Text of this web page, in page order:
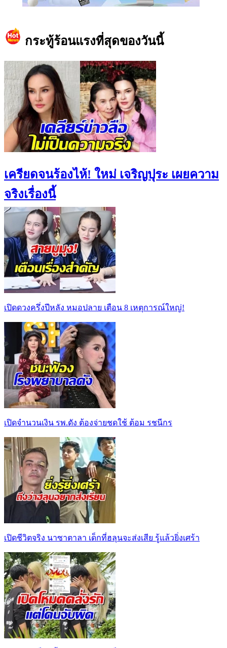
กระทู้ร้อนแรงที่สุดของวันนี้
เครียดจนร้องไห้! ใหม่ เจริญปุระ เผยความ
จริงเรื่องนี้
เปิดดวงครึ่งปีหลัง หมอปลาย เตือน 8 เหตุการณ์ใหญ่!
เปิดจำนวนเงิน รพ.ดัง ต้องจ่ายชดใช้ ต้อม รชนีกร
เปิดชีวิตจริง นาซาตาลา เด็กที่ฮลุนจะส่งเสีย รู้แล้วยิ่งเศร้า